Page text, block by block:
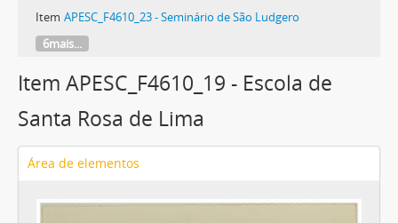
Item APESC_F4610_23 - Seminário de São Ludgero
6mais...
Item APESC_F4610_19 - Escola de
Santa Rosa de Lima
Área de elementos